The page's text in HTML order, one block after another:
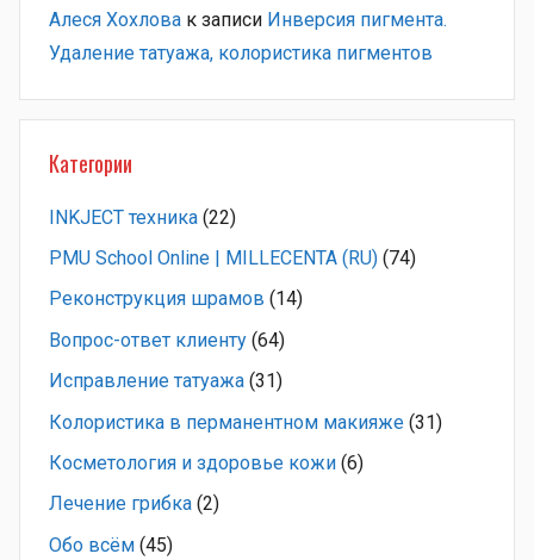
Алеся Хохлова к записи Инверсия пигмента.
Удаление татуажа, колористика пигментов
Категории
INKJECT техника (22)
PMU School Online | MILLECENTA (RU) (74)
Pеконструкция шрамов (14)
Вопрос-ответ клиенту (64)
Исправление татуажа (31)
Колористика в перманентном макияже (31)
Косметология и здоровье кожи (6)
Лечение грибка (2)
Обо всём (45)